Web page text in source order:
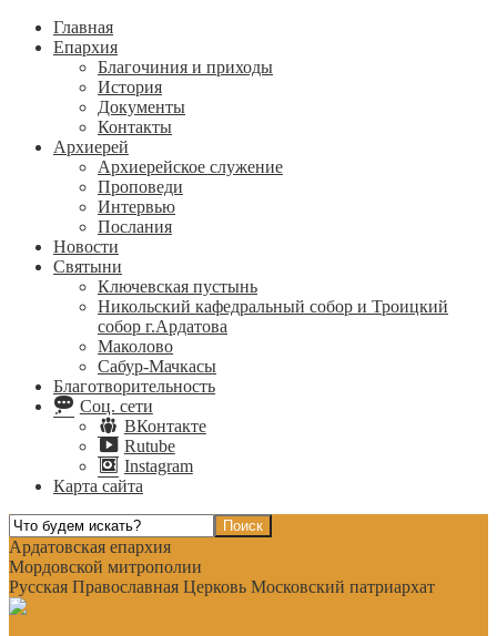
Главная
Епархия
Благочиния и приходы
История
Документы
Контакты
Архиерей
Архиерейское служение
Проповеди
Интервью
Послания
Новости
Святыни
Ключевская пустынь
Никольский кафедральный собор и Троицкий
собор г.Ардатова
Маколово
Сабур-Мачкасы
Благотворительность
Соц. сети
ВКонтакте
Rutube
Instagram
Карта сайта
Ардатовская епархия
Мордовской митрополии
Русская Православная Церковь Московский патриархат